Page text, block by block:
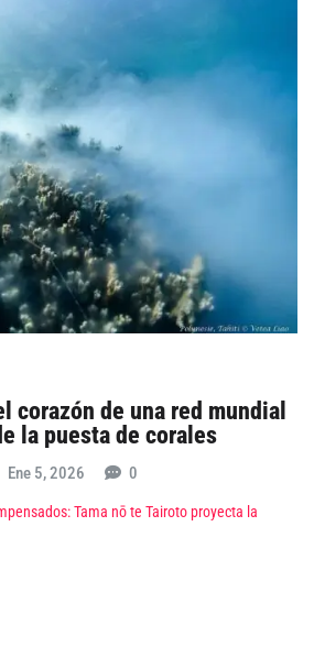
corazón de una red mundial
la puesta de corales
Ene 5, 2026 0
Tama nō te Tairoto proyecta la